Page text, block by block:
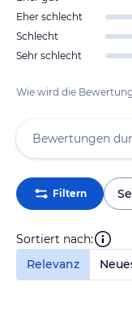
Eher schlecht
Schlecht
Sehr schlecht
Wie wird die
Filtern
Sortiert nach:
Relevanz